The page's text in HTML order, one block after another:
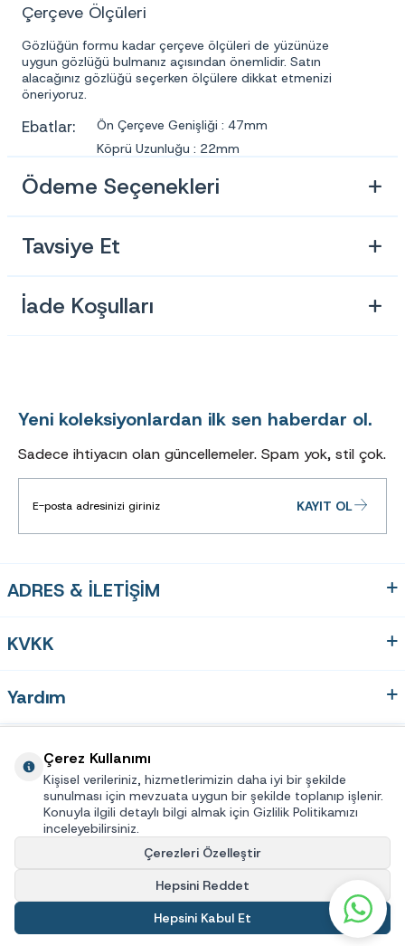
Çerçeve Ölçüleri
Gözlüğün formu kadar çerçeve ölçüleri de yüzünüze
uygun gözlüğü bulmanız açısından önemlidir. Satın
alacağınız gözlüğü seçerken ölçülere dikkat etmenizi
öneriyoruz.
Ebatlar:
Ön Çerçeve Genişliği : 47mm
Köprü Uzunluğu : 22mm
Ürün Kodu : 354AB
Ödeme Seçenekleri
Tavsiye Et
İade Koşulları
3.999,00TL SEPETE EKLE
Yeni koleksiyonlardan ilk sen haberdar ol.
Sadece ihtiyacın olan güncellemeler. Spam yok, stil çok.
KAYIT OL
ADRES & İLETİŞİM
KVKK
Yardım
Hızlı Erişim
Çerez Kullanımı
Kişisel verileriniz, hizmetlerimizin daha iyi bir şekilde
sunulması için mevzuata uygun bir şekilde toplanıp işlenir.
Konuyla ilgili detaylı bilgi almak için Gizlilik Politikamızı
inceleyebilirsiniz.
Çerezleri Özelleştir
Hepsini Reddet
Hepsini Kabul Et